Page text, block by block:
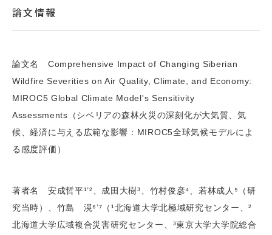
論文情報
論文名 Comprehensive Impact of Changing Siberian
Wildfire Severities on Air Quality, Climate, and Economy:
MIROC5 Global Climate Model's Sensitivity
Assessments（シベリアの森林火災の深刻化が大気質、気
候、経済に与える広範な影響：MIROC5全球気候モデルによ
る感度評価）
著者名 安成哲平¹’²、成田大樹³、竹村俊彦⁴、若林成人⁵（研
究当時）、竹島 滉⁶’⁷（¹北海道大学北極域研究センター、²
北海道大学広域複合災害研究センター、³東京大学大学院総合